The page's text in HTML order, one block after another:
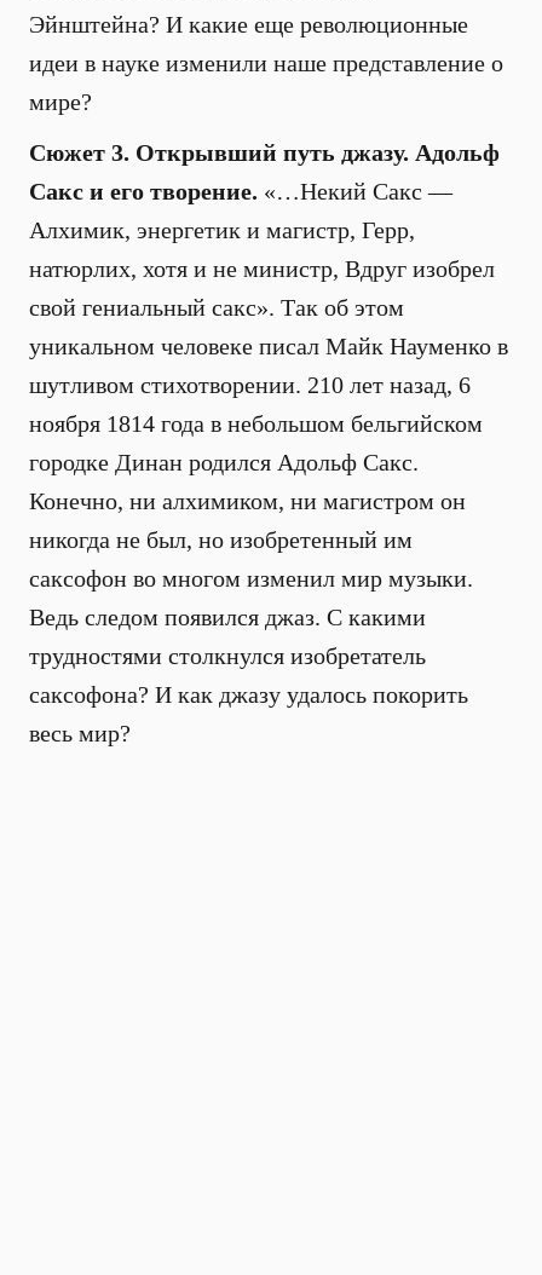
Эйнштейна? И какие еще революционные
идеи в науке изменили наше представление о
мире?
Сюжет 3. Открывший путь джазу. Адольф
Сакс и его творение. «…Некий Сакс —
Алхимик, энергетик и магистр, Герр,
натюрлих, хотя и не министр, Вдруг изобрел
свой гениальный сакс». Так об этом
уникальном человеке писал Майк Науменко в
шутливом стихотворении. 210 лет назад, 6
ноября 1814 года в небольшом бельгийском
городке Динан родился Адольф Сакс.
Конечно, ни алхимиком, ни магистром он
никогда не был, но изобретенный им
саксофон во многом изменил мир музыки.
Ведь следом появился джаз. С какими
трудностями столкнулся изобретатель
саксофона? И как джазу удалось покорить
весь мир?